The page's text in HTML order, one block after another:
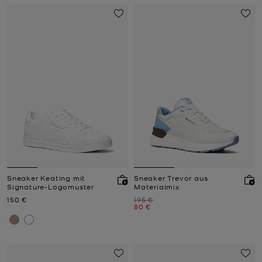
Sneaker Keating mit
Signature-Logomuster
Jetzt
150 €
Sneaker Trevor aus
Materialmix
Zuvor
195 €
Jetzt
80 €